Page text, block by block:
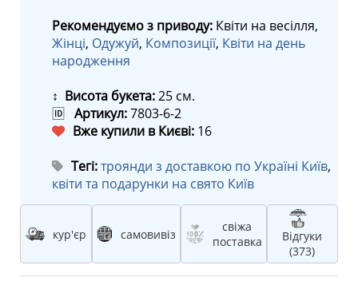
Рекомендуємо з приводу: Квіти на весілля,
Жінці, Одужуй, Композиції, Квіти на день
народження
↕ Висота букета:25 см.
🆔 Артикул:7803-6-2
Вже купили в Києві: 16
Тегі:троянди з доставкою по Україні Київ,
квіти та подарунки на свято Київ
кур'єр самовивіз
свіжа
поставка
Відгуки
(373)